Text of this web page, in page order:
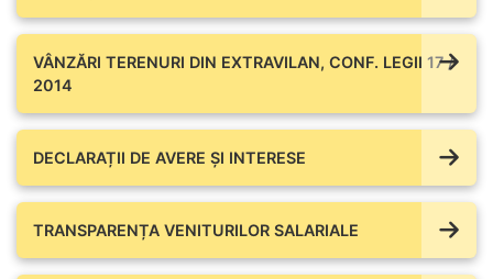
VÂNZĂRI TERENURI DIN EXTRAVILAN, CONF. LEGII 17 /
2014
DECLARAȚII DE AVERE ŞI INTERESE
TRANSPARENȚA VENITURILOR SALARIALE